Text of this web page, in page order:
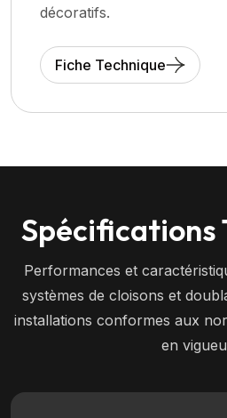
décoratifs.
Fiche Technique
Spécifications
Performances et
systèmes de cloisons et
installations conformes aux
en